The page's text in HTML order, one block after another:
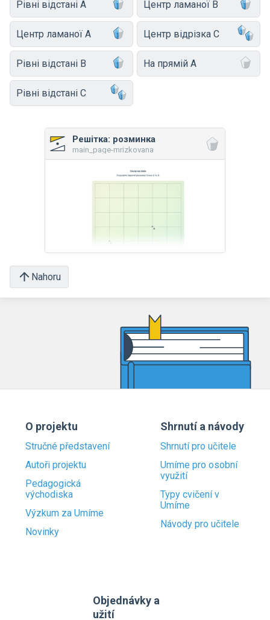
Рівні відстані A Центр ламаної B
Центр ламаної A Центр відрізка C
Рівні відстані B На прямій A
Рівні відстані C
Решітка: розминка
main_page-mrizkovana
Nahoru
O projektu
Stručné představení
Autoři projektu
Pedagogická
východiska
Výzkum za Umíme
Novinky
Shrnutí a návody
Shrnutí pro učitele
Umíme pro osobní
využití
Typy cvičení v
Umíme
Návody pro učitele
Objednávky a
užití